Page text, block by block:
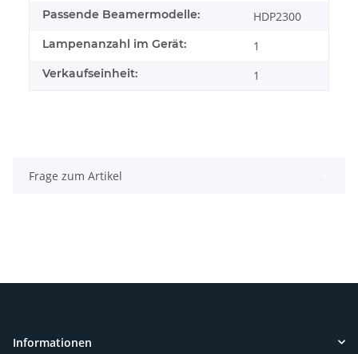
Passende Beamermodelle: HDP2300
Lampenanzahl im Gerät: 1
Verkaufseinheit: 1
Frage zum Artikel
Informationen